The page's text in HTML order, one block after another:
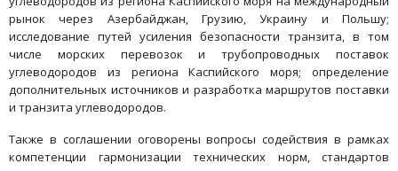
рынок через Азербайджан, Грузию, Украину и Польшу;
исследование путей усиления безопасности транзита, в том
числе морских перевозок и трубопроводных поставок
углеводородов из региона Каспийского моря; определение
дополнительных источников и разработка маршрутов поставки
и транзита углеводородов.
Также в соглашении оговорены вопросы содействия в рамках
компетенции гармонизации технических норм, стандартов